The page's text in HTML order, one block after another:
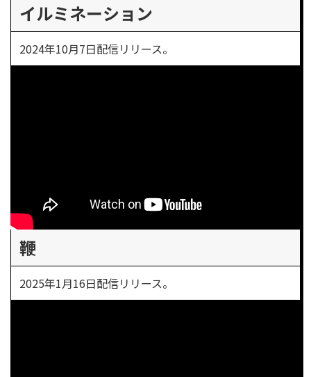
イルミネーション
2024年10月7日配信リリース。
鞭
2025年1月16日配信リリース。